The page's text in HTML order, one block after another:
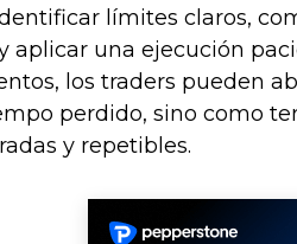
límites claros,
aplicar una ejecución
los traders pueden
perdido, sino como
y repetibles.